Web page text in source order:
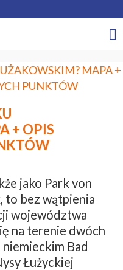
+ OPIS
jako Park von
to bez wątpienia
województwa
na terenie dwóch
Bad
Łużyckiej